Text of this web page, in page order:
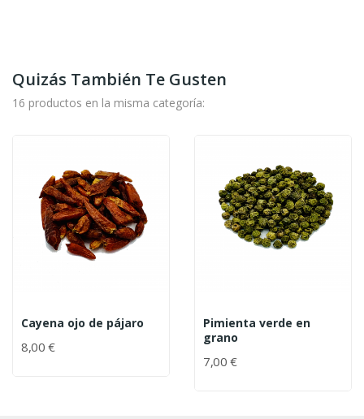
Quizás También Te Gusten
16 productos en la misma categoría:
Cayena ojo de pájaro
8,00 €
Pimienta verde en
grano
7,00 €